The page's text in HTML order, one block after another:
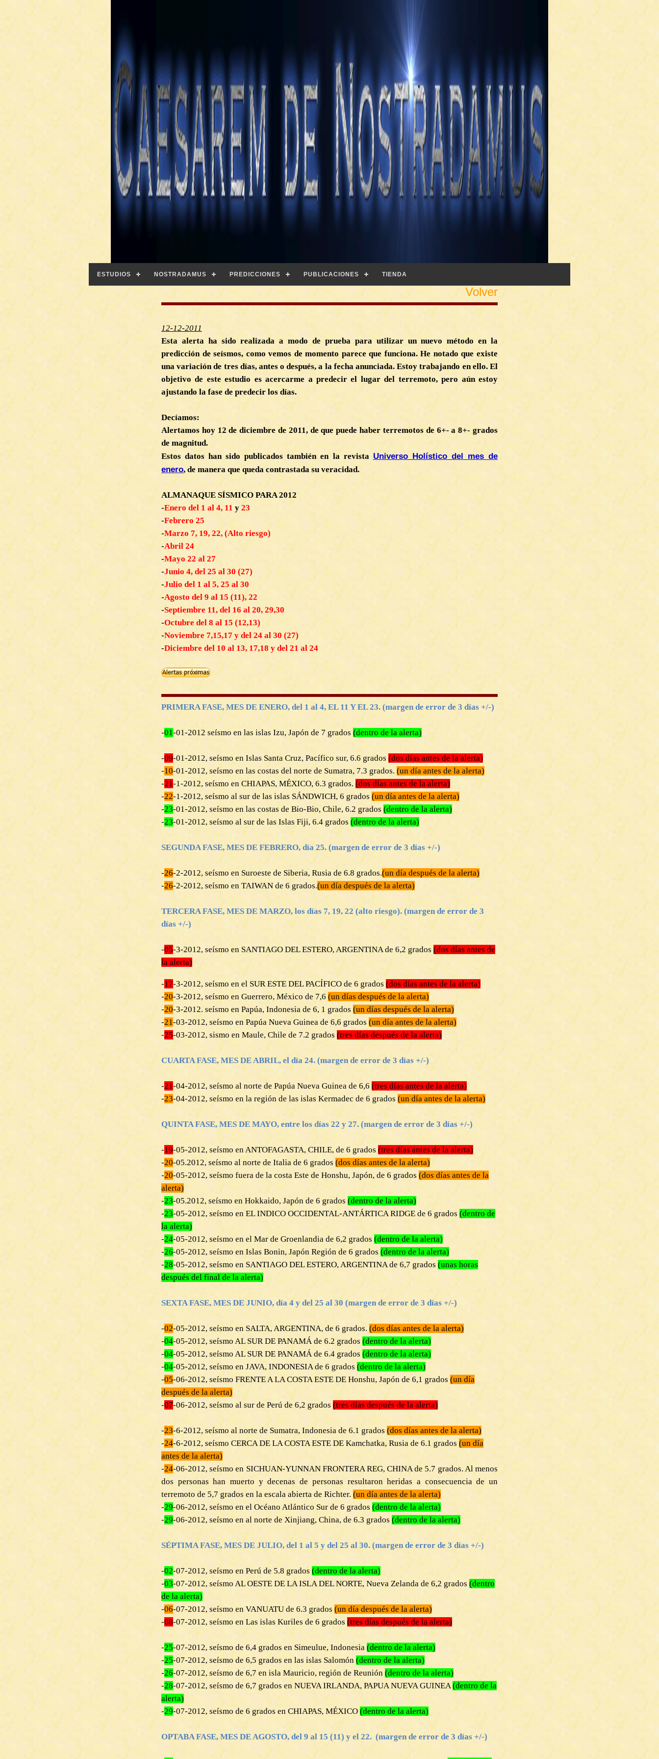
ESTUDIOS NOSTRADAMUS PREDICCIONES PUBLICACIONES TIENDA
Volver
12-12-2011
Esta alerta ha sido realizada a modo de prueba para utilizar un nuevo método en la
predicción de seísmos, como vemos de momento parece que funciona. He notado que existe
una variación de tres días, antes o después, a la fecha anunciada. Estoy trabajando en ello. El
objetivo de este estudio es acercarme a predecir el lugar del terremoto, pero aún estoy
ajustando la fase de predecir los días.
Decíamos:
Alertamos hoy 12 de diciembre de 2011, de que puede haber terremotos de 6+- a 8+- grados
de magnitud.
Estos datos han sido publicados también en la revista Universo Holístico del mes de
enero, de manera que queda contrastada su veracidad.
ALMANAQUE SÍSMICO PARA 2012
-Enero del 1 al 4, 11 y 23
-Febrero 25
-Marzo 7, 19, 22, (Alto riesgo)
-Abril 24
-Mayo 22 al 27
-Junio 4, del 25 al 30 (27)
-Julio del 1 al 5, 25 al 30
-Agosto del 9 al 15 (11), 22
-Septiembre 11, del 16 al 20, 29,30
-Octubre del 8 al 15 (12,13)
-Noviembre 7,15,17 y del 24 al 30 (27)
-Diciembre del 10 al 13, 17,18 y del 21 al 24
PRIMERA FASE, MES DE ENERO, del 1 al 4, EL 11 Y EL 23. (margen de error de 3 días +/-)
-01-01-2012 seísmo en las islas Izu, Japón de 7 grados (dentro de la alerta)
-09-01-2012, seísmo en Islas Santa Cruz, Pacífico sur, 6.6 grados (dos días antes de la alerta)
-10-01-2012, seísmo en las costas del norte de Sumatra, 7.3 grados. (un día antes de la alerta)
-21-1-2012, seísmo en CHIAPAS, MÉXICO, 6.3 grados. (dos días antes de la alerta)
-22-1-2012, seísmo al sur de las islas SÁNDWICH, 6 grados (un día antes de la alerta)
-‎23-01-2012, seísmo en las costas de Bio-Bio, Chile, 6.2 grados (dentro de la alerta)
-‎23-01-2012, seísmo al sur de las Islas Fiji, 6.4 grados (dentro de la alerta)
SEGUNDA FASE, MES DE FEBRERO, día 25. (margen de error de 3 días +/-)
-26-2-2012, seísmo en Suroeste de Siberia, Rusia de 6.8 grados.(un día después de la alerta)
-26-2-2012, seísmo en TAIWAN de 6 grados.(un día después de la alerta)
TERCERA FASE, MES DE MARZO, los días 7, 19, 22 (alto riesgo). (margen de error de 3
días +/-)
-05-3-2012, seísmo en SANTIAGO DEL ESTERO, ARGENTINA de 6,2 grados (dos días antes de
la alerta)
-17-3-2012, seísmo en el SUR ESTE DEL PACÍFICO de 6 grados (dos días antes de la alerta)
-20-3-2012, seísmo en Guerrero, México de 7,6 (un días después de la alerta)
-20-3-2012. seísmo en Papúa, Indonesia de 6, 1 grados (un días después de la alerta)
-21-03-2012, seísmo en Papúa Nueva Guinea de 6,6 grados (un día antes de la alerta)
-25-03-2012, sismo en Maule, Chile de 7.2 grados (tres días después de la alerta)
CUARTA FASE, MES DE ABRIL, el día 24. (margen de error de 3 días +/-)
-21-04-2012, seísmo al norte de Papúa Nueva Guinea de 6,6 (tres días antes de la alerta)
-‎23-04-2012, seísmo en la región de las islas Kermadec de 6 grados (un día antes de la alerta)
QUINTA FASE, MES DE MAYO, entre los días 22 y 27. (margen de error de 3 días +/-)
‎-19-05-2012, seísmo en ANTOFAGASTA, CHILE, de 6 grados (tres días antes de la alerta)
‎-20-05.2012, seísmo al norte de Italia de 6 grados (dos días antes de la alerta)
-‎20-05-2012, seísmo fuera de la costa Este de Honshu, Japón, de 6 grados (dos días antes de la
alerta)
-23-05.2012, seísmo en Hokkaido, Japón de 6 grados (dentro de la alerta)
-‎23-05-2012, seísmo en EL INDICO OCCIDENTAL-ANTÁRTICA RIDGE de 6 grados (dentro de
la alerta)
-‎24-05-2012, seísmo en el Mar de Groenlandia de 6,2 grados (dentro de la alerta)
-26-05-2012, seísmo en Islas Bonin, Japón Región de 6 grados (dentro de la alerta)
-‎28-05-2012, seísmo en SANTIAGO DEL ESTERO, ARGENTINA de 6,7 grados (unas horas
después del final de la alerta)
SEXTA FASE, MES DE JUNIO, día 4 y del 25 al 30 (margen de error de 3 días +/-)
-02-05-2012, seísmo en SALTA, ARGENTINA, de 6 grados. (dos días antes de la alerta)
-04-05-2012, seísmo AL SUR DE PANAMÁ de 6.2 grados (dentro de la alerta)
-04-05-2012, seísmo AL SUR DE PANAMÁ de 6.4 grados (dentro de la alerta)
-04-05-2012, seísmo en JAVA, INDONESIA de 6 grados (dentro de la alerta)
-05-06-2012, seísmo FRENTE A LA COSTA ESTE DE Honshu, Japón de 6,1 grados (un día
después de la alerta)
-07-06-2012, seísmo al sur de Perú de 6,2 grados (tres días después de la alerta)
-23-6-2012, seísmo al norte de Sumatra, Indonesia de 6.1 grados (dos días antes de la alerta)
-24-6-2012, seísmo CERCA DE LA COSTA ESTE DE Kamchatka, Rusia de 6.1 grados (un día
antes de la alerta)
-24-06-2012, seísmo en SICHUAN-YUNNAN FRONTERA REG, CHINA de 5.7 grados. Al menos
dos personas han muerto y decenas de personas resultaron heridas a consecuencia de un
terremoto de 5,7 grados en la escala abierta de Richter. (un día antes de la alerta)
-29-06-2012, seísmo en el Océano Atlántico Sur de 6 grados (dentro de la alerta)
-29-06-2012, seísmo en al norte de Xinjiang, China, de 6.3 grados (dentro de la alerta)
SÉPTIMA FASE, MES DE JULIO, del 1 al 5 y del 25 al 30. (margen de error de 3 días +/-)
-02-07-2012, seísmo en Perú de 5.8 grados (dentro de la alerta)
‎-03-07-2012, seísmo AL OESTE DE LA ISLA DEL NORTE, Nueva Zelanda de 6,2 grados (dentro
de la alerta)
‎-06-07-2012, seísmo en VANUATU de 6.3 grados (un día después de la alerta)
-08-07-2012, seísmo en Las islas Kuriles de 6 grados (tres días después de la alerta)
‎-25-07-2012, seísmo de 6,4 grados en Simeulue, Indonesia (dentro de la alerta)
-25-07-2012, seísmo de 6,5 grados en las islas Salomón (dentro de la alerta)
-26-07-2012, seísmo de 6,7 en isla Mauricio, región de Reunión (dentro de la alerta)
-28-07-2012, seísmo de 6,7 grados en NUEVA IRLANDA, PAPUA NUEVA GUINEA (dentro de la
alerta)
‎-29-07-2012, seísmo de 6 grados en CHIAPAS, MÉXICO (dentro de la alerta)
OPTABA FASE, MES DE AGOSTO, del 9 al 15 (11) y el 22. (margen de error de 3 días +/-)